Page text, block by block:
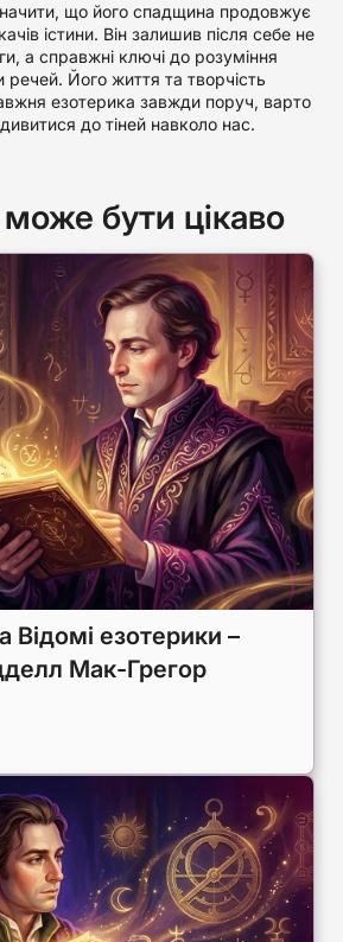
що його спадщина продовжує
істини. Він залишив після себе не
а справжні ключі до розуміння
речей. Його життя та творчість
езотерика завжди поруч, варто
до тіней навколо нас.
бути цікаво
Відомі езотерики –
Мак-Грегор